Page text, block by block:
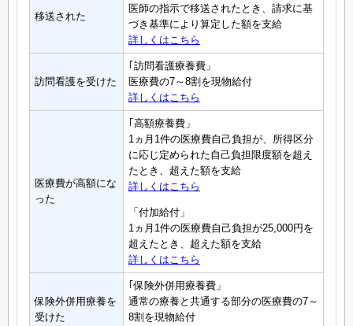
移送された
医師の指示で移送されたとき、請求に基
づき基準により算定した額を支給
詳しくはこちら
訪問看護を受けた
｢訪問看護療養費」
医療費の7～8割を現物給付
詳しくはこちら
医療費が高額にな
った
｢高額療養費」
1ヵ月1件の医療費自己負担が、所得区分
に応じ定められた自己負担限度額を超え
たとき、超えた額を支給
詳しくはこちら
「付加給付」
1ヵ月1件の医療費自己負担が25,000円を
超えたとき、超えた額を支給
詳しくはこちら
保険外併用療養を
受けた
｢保険外併用療養費」
通常の療養と共通する部分の医療費の7～
8割を現物給付